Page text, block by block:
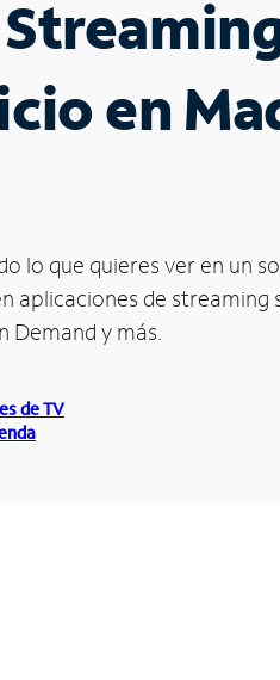
en
lo que quieres ver en un
aplicaciones de streaming
Demand y más.
de TV